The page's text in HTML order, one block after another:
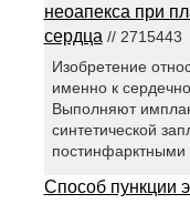
неоапекса при
сердца // 2715443
Изобретение
именно к
Выполняют
синтетической
постинфарктными
Способ пункции